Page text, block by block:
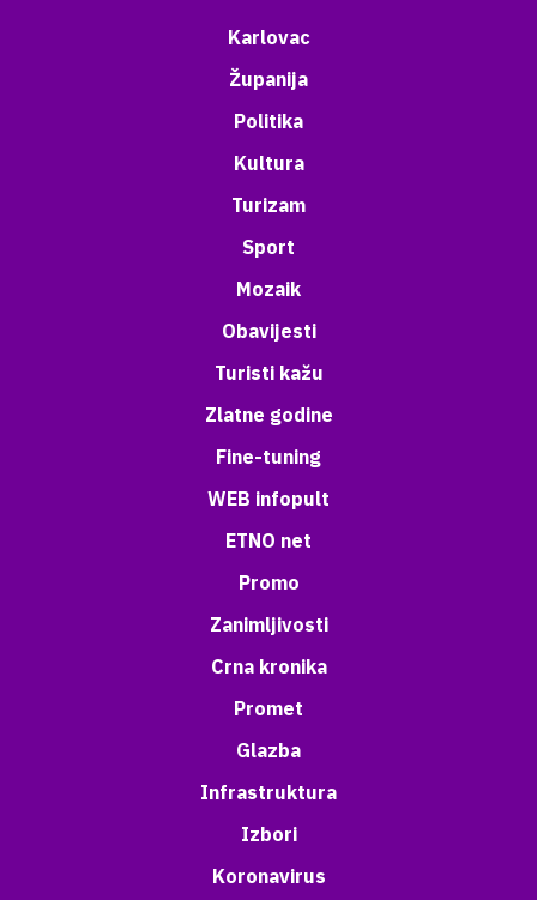
Karlovac
Županija
Politika
Kultura
Turizam
Sport
Mozaik
Obavijesti
Turisti kažu
Zlatne godine
Fine-tuning
WEB infopult
ETNO net
Promo
Zanimljivosti
Crna kronika
Promet
Glazba
Infrastruktura
Izbori
Koronavirus